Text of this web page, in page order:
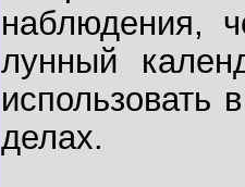
наблюдения,
лунный
использовать
делах.